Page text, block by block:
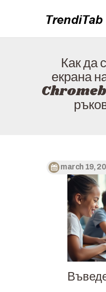
Как да
екрана
НАЧАЛО
ЗА НАС
КОНТАКТ
ПОЛИТИКА
march 19,